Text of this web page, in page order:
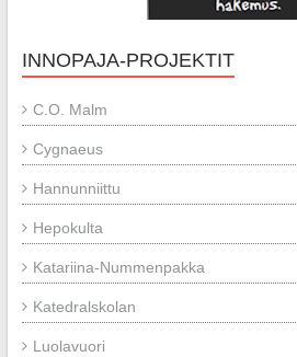
INNOPAJA-PROJEKTIT
C.O. Malm
Cygnaeus
Hannunniittu
Hepokulta
Katariina-Nummenpakka
Katedralskolan
Luolavuori